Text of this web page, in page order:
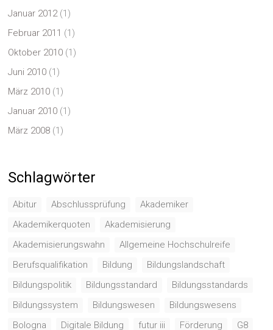
Januar 2012(1)
Februar 2011 (1)
Oktober 2010 (1)
Juni 2010 (1)
März 2010 (1)
Januar 2010 (1)
März 2008 (1)
Schlagwörter
Abitur Abschlussprüfung
Akademiker
Akademikerquoten
Akademisierung
Akademisierungswahn
Allgemeine Hochschulreife
Berufsqualifikation
Bildung
Bildungslandschaft
Bildungspolitik
Bildungsstandard
Bildungsstandards
Bildungssystem
Bildungswesen
Bildungswesens
Bologna
Digitale Bildung futur iii Förderung
G8